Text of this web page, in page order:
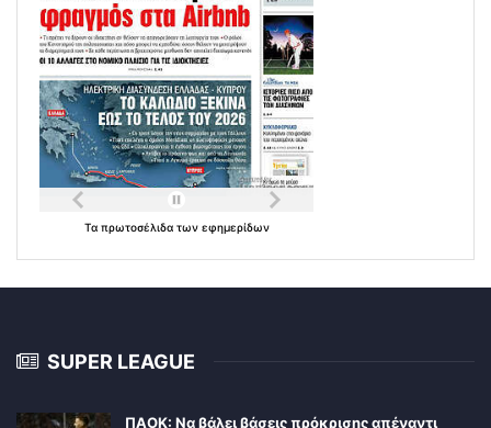
Τα πρωτοσέλιδα των εφημερίδων
SUPER LEAGUE
ΠΑΟΚ: Να βάλει βάσεις πρόκρισης απέναντι